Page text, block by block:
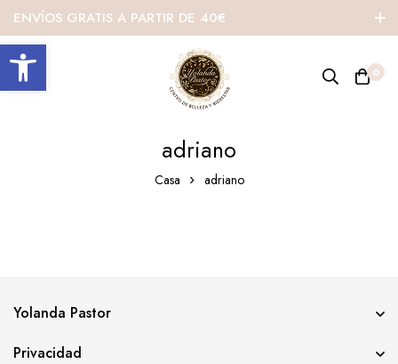
Abrir barra de herramientas
ENVÍOS GRATIS A PARTIR DE 40€
0
adriano
Casa adriano
Yolanda Pastor
Privacidad